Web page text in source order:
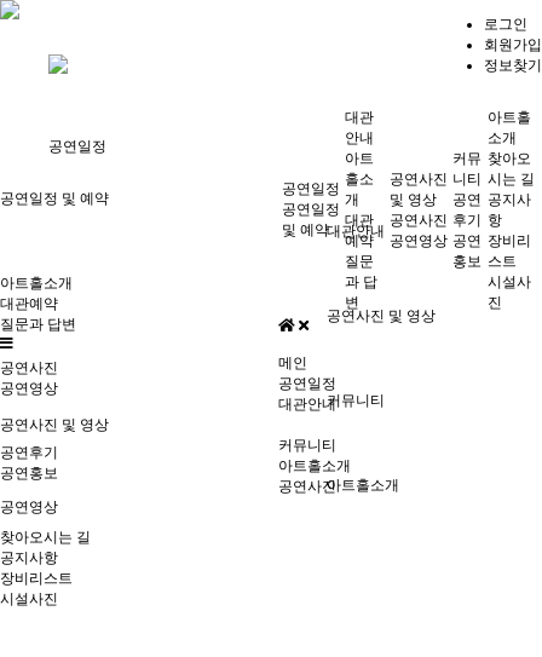
로그인
회원가입
정보찾기
공연일정
공연일정 및 예약
대관안내
아트홀소개
대관예약
질문과 답변
공연사진 및 영상
공연사진
공연영상
커뮤니티
공연후기
공연홍보
아트홀소개
찾아오시는 길
공지사항
장비리스트
시설사진
공연일정
공연일정
및 예약
대관
안내
아트
홀소
개
대관
예약
질문
과 답
변
공연사진
및 영상
공연사진
공연영상
커뮤
니티
공연
후기
공연
홍보
아트홀
소개
찾아오
시는 길
공지사
항
장비리
스트
시설사
진
메인
공연일정
대관안내
공연사진 및 영상
커뮤니티
아트홀소개
공연사진
공연영상